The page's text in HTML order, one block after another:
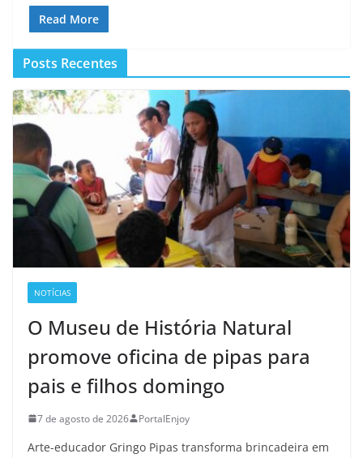
Read More
Posts Recentes
NOTÍCIAS
O Museu de História Natural
promove oficina de pipas para
pais e filhos domingo
7 de agosto de 2026 PortalEnjoy
Arte-educador Gringo Pipas transforma brincadeira em